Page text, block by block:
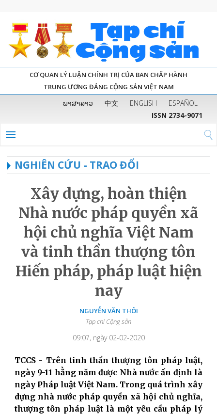
CƠ QUAN LÝ LUẬN CHÍNH TRỊ CỦA BAN CHẤP HÀNH
TRUNG ƯƠNG ĐẢNG CỘNG SẢN VIỆT NAM
ພາສາລາວ 中文 ENGLISH
ESPAÑOL
ISSN 2734-9071
NGHIÊN CỨU - TRAO ĐỔI
Xây dựng, hoàn thiện
Nhà nước pháp quyền xã
hội chủ nghĩa Việt Nam
và tinh thần thượng tôn
Hiến pháp, pháp luật hiện
nay
NGUYỄN VĂN THÔI
Tạp chí Cộng sản
09:07, ngày 02-02-2020
TCCS - Trên tinh thần thượng tôn pháp luật,
ngày 9-11 hằng năm được Nhà nước ấn định là
ngày Pháp luật Việt Nam. Trong quá trình xây
dựng nhà nước pháp quyền xã hội chủ nghĩa,
thượng tôn pháp luật là một yêu cầu pháp lý